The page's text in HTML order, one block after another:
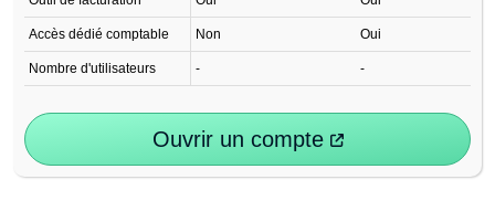
Accès dédié comptable Non Oui
Nombre d'utilisateurs - -
Ouvrir un compte